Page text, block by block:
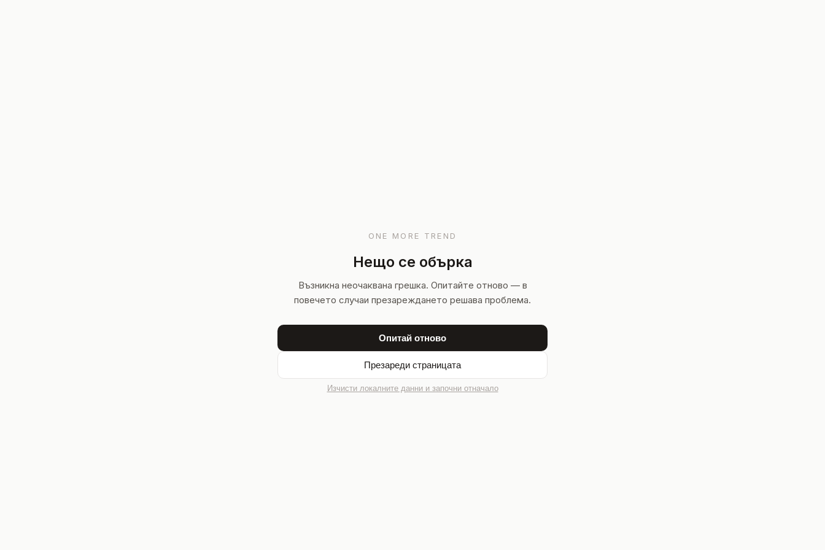
ONE MORE TREND
Нещо се обърка
Възникна неочаквана грешка. Опитайте отново — в
повечето случаи презареждането решава проблема.
Опитай отново
Презареди страницата
Изчисти локалните данни и започни отначало